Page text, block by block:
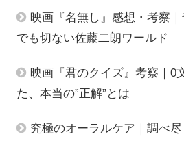
映画『名無し』感想・考察
でも切ない佐藤二朗ワールド
映画『君のクイズ』考察｜0
た、本当の”正解”とは
究極のオーラルケア｜調べ